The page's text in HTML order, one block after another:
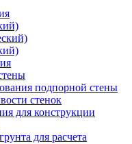
подпорной стены
стенок
для конструкции
для расчета